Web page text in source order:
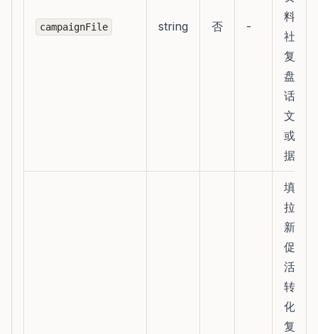
campaignFile string 否 -
料、
社群
复
盘、
话术
文档
或数
据表
填写
拉
新、
促
活、
转
化、
复